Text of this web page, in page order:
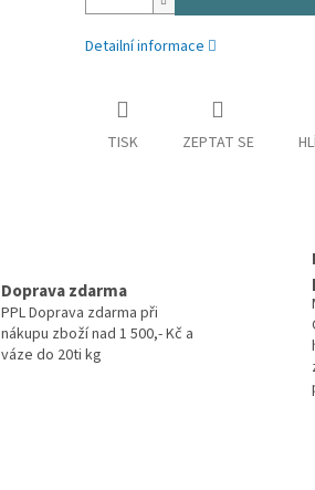
Detailní informace
TISK ZEPTAT SE
Doprava zdarma
PPL Doprava zdarma při
nákupu zboží nad 1 500,- Kč a
váze do 20ti kg